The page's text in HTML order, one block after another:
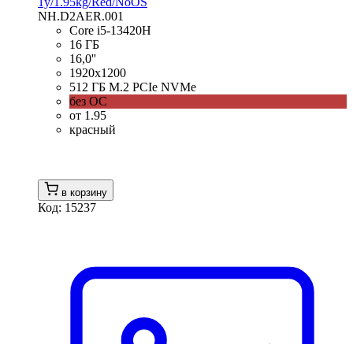
NH.D2AER.001
Core i5-13420H
16 ГБ
16,0''
1920x1200
512 ГБ M.2 PCIe NVMe
без ОС
от 1.95
красный
в корзину
Код: 15237